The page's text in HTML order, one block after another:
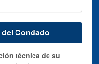
del Condado
técnica de su